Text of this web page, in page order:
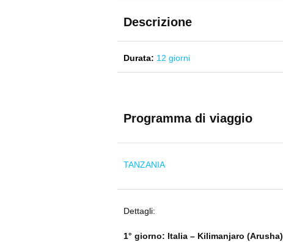
Descrizione
Durata: 12 giorni
Programma di viaggio
TANZANIA
Dettagli:
1° giorno: Italia – Kilimanjaro (Arusha)